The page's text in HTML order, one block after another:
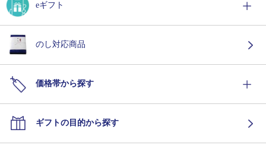
eギフト
のし対応商品
価格帯から探す
ギフトの目的から探す